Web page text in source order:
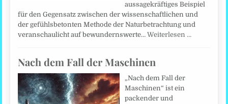
aussagekräftiges Beispiel
für den Gegensatz zwischen der wissenschaftlichen und
der gefühlsbetonten Methode der Naturbetrachtung und
veranschaulicht auf bewundernswerte…Weiterlesen …
Nach dem Fall der Maschinen
„Nach dem Fall der
Maschinen“ ist ein
packender und